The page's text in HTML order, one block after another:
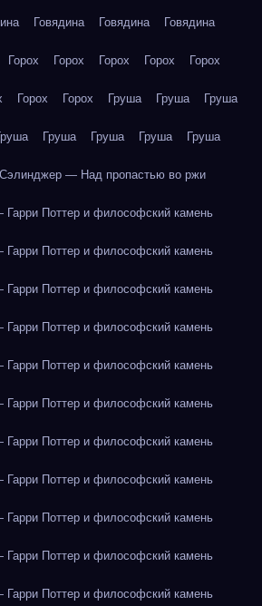
Говядина Говядина Говядина
Горох Горох Горох Горох Горох
Горох Горох Груша Груша Груша
Груша Груша Груша Груша
— Над пропастью во ржи
Поттер и философский камень
Поттер и философский камень
Поттер и философский камень
Поттер и философский камень
Поттер и философский камень
Поттер и философский камень
Поттер и философский камень
Поттер и философский камень
Поттер и философский камень
Поттер и философский камень
Поттер и философский камень